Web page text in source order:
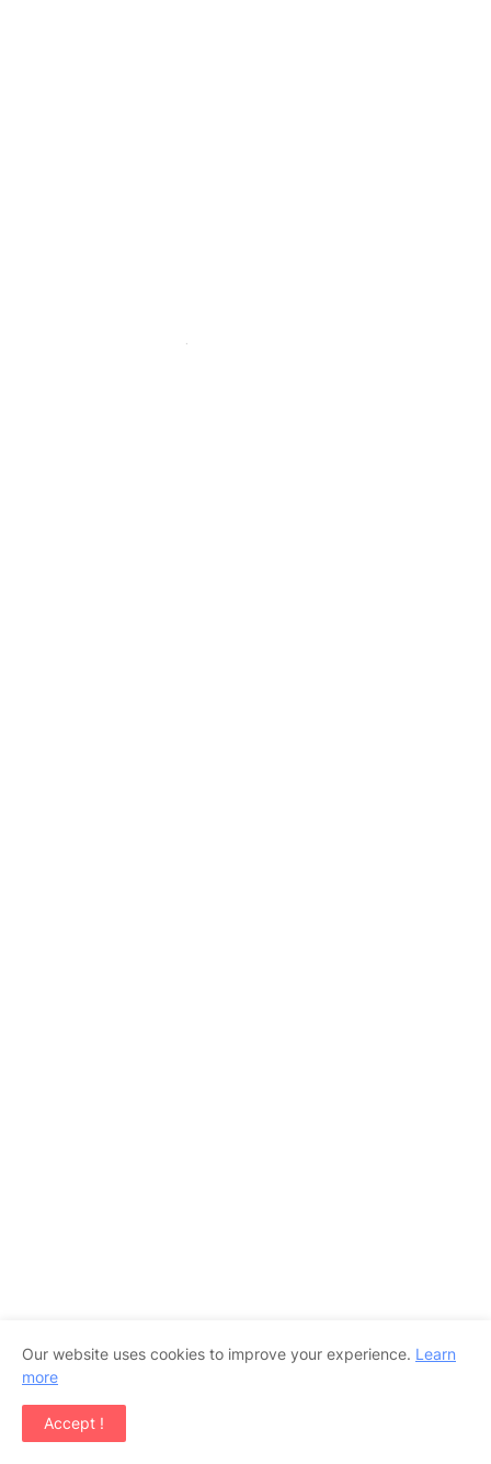
Our website uses cookies to improve your experience. Learn
more
Accept !